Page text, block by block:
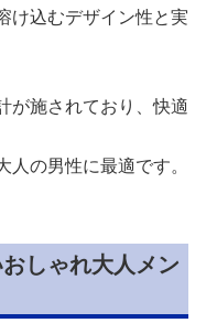
け込むデザイン性と実
が施されており、快適
の男性に最適です。
しゃれ大人メン